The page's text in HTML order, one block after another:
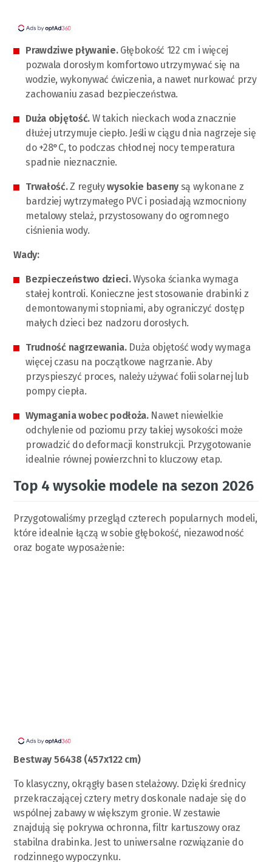
Prawdziwe pływanie.Głębokość 122 cm i więcej
pozwala dorosłym komfortowo utrzymywać się na
wodzie, wykonywać ćwiczenia, a nawet nurkować przy
zachowaniu zasad bezpieczeństwa.
Duża objętość.W takich nieckach woda znacznie
dłużej utrzymuje ciepło. Jeśli w ciągu dnia nagrzeje się
do +28°C, to podczas chłodnej nocy temperatura
spadnie nieznacznie.
Trwałość.Z reguływysokie basenysą wykonane z
bardziej wytrzymałego PVC i posiadają wzmocniony
metalowy stelaż, przystosowany do ogromnego
ciśnienia wody.
Wady:
Bezpieczeństwo dzieci.Wysoka ścianka wymaga
stałej kontroli. Konieczne jest stosowanie drabinki z
demontowanymi stopniami, aby ograniczyć dostęp
małych dzieci bez nadzoru dorosłych.
Trudność nagrzewania.Duża objętość wody wymaga
więcej czasu na początkowe nagrzanie. Aby
przyspieszyć proces, należy używać folii solarnej lub
pompy ciepła.
Wymagania wobec podłoża.Nawet niewielkie
odchylenie od poziomu przy takiej wysokości może
prowadzić do deformacji konstrukcji. Przygotowanie
idealnie równej powierzchni to kluczowy etap.
Top 4 wysokie modele na sezon 2026
Przygotowaliśmy przegląd czterech popularnych modeli,
które idealnie łączą w sobie głębokość, niezawodność
oraz bogate wyposażenie:
Bestway 56438 (457х122 сm)
To klasyczny, okrągły basen stelażowy. Dzięki średnicy
przekraczającej cztery metry doskonale nadaje się do
wspólnej zabawy w większym gronie. W zestawie
znajdują się pokrywa ochronna, filtr kartuszowy oraz
stabilna drabinka. Jest to uniwersalne rozwiązanie do
rodzinnego wypoczynku.